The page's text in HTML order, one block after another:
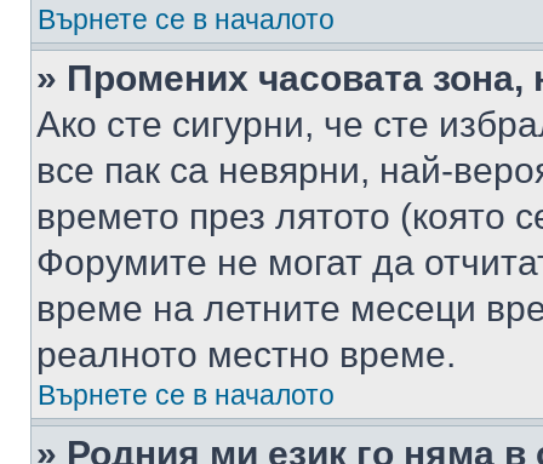
Върнете се в началото
» Промених часовата
Ако сте сигурни, че сте
все пак са невярни, най-
времето през лятото (която
Форумите не могат да
време на летните месеци
реалното местно време.
Върнете се в началото
» Родния ми език го няма в